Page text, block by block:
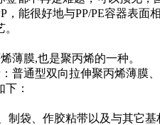
，能很好地与PP/PE容器表
薄膜,也是聚丙烯的一种。
普通型双向拉伸聚丙烯薄膜
：
制袋、作胶粘带以及与其它基